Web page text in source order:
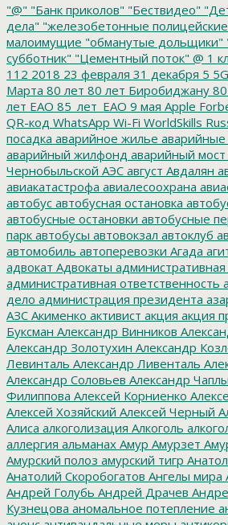
"@" "Банк приколов" "Бествидео"
дела" "железобетонные
малоимущие "обманутые дольщики"
субботник" "Цементный поток" @ 1
112 2018 23 февраля 31 декабря 5 5G
Марта 80 лет 80 лет Биробиджану
лет ЕАО 85_лет_ЕАО 9 мая Apple
QR-код WhatsApp Wi-Fi WorldSkills
посадка аварийное жилье
аварийный жилфонд аварийный мост
Чернобыльской АЭС август Авдалян
авиакатастрофа авиалесоохрана
автобус автобусная остановка
автобусные остановки автобусные
парк автобусы автовокзал автоклуб
автомобиль автоперевозки Агада
адвокат Адвокаты административная
административная ответственность
дело администрация президента
АЗС Акименко активист акция акция
Буксман Александр Винников
Александр Золотухин Александр
Левинталь Александр Ливенталь
Александр Соловьев Александр
Филиппова Алексей Корниенко
Алексей Хозяйский Алексей Черный
Алиса алкоголизация Алкоголь
аллергия альманах Амур Амурзет
Амурский полоз амурский тигр
Анатолий Скоробогатов Ангелы мира
Андрей Голубь Андрей Драчев
Кузнецова аномальное потепление